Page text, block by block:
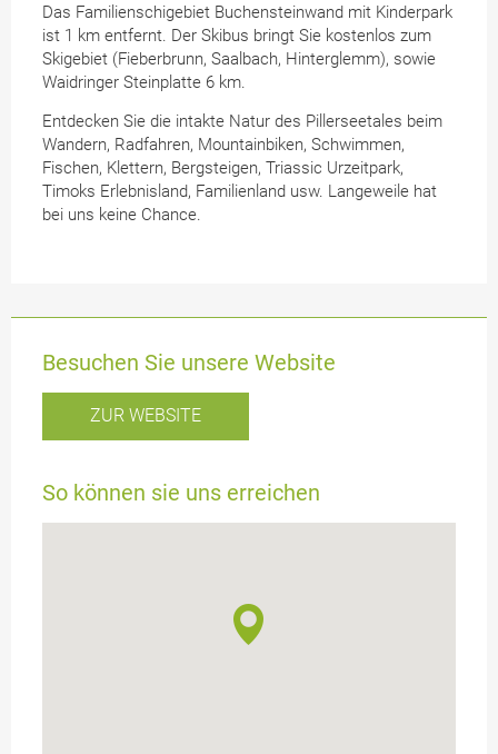
Das Familienschigebiet Buchensteinwand mit Kinderpark
ist 1 km entfernt. Der Skibus bringt Sie kostenlos zum
Skigebiet (Fieberbrunn, Saalbach, Hinterglemm), sowie
Waidringer Steinplatte 6 km.
Entdecken Sie die intakte Natur des Pillerseetales beim
Wandern, Radfahren, Mountainbiken, Schwimmen,
Fischen, Klettern, Bergsteigen, Triassic Urzeitpark,
Timoks Erlebnisland, Familienland usw. Langeweile hat
bei uns keine Chance.
Besuchen Sie unsere Website
ZUR WEBSITE
So können sie uns erreichen